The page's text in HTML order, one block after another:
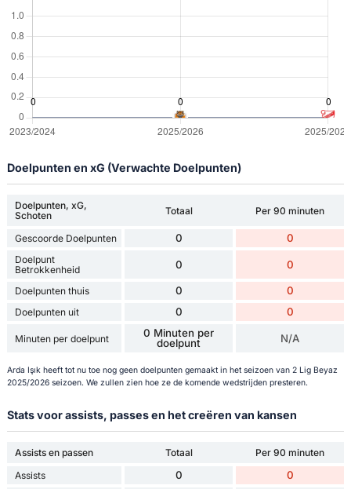
Doelpunten en xG (Verwachte Doelpunten)
Doelpunten, xG,
Schoten
Totaal Per 90 minuten
Gescoorde Doelpunten 0 0
Doelpunt
Betrokkenheid
0 0
Doelpunten thuis 0 0
Doelpunten uit 0 0
Minuten per doelpunt
0 Minuten per
doelpunt
N/A
Arda Işık heeft tot nu toe nog geen doelpunten gemaakt in het seizoen van 2 Lig Beyaz
2025/2026 seizoen. We zullen zien hoe ze de komende wedstrijden presteren.
Stats voor assists, passes en het creëren van kansen
Assists en passen Totaal
Per 90 minuten
Assists
0 0